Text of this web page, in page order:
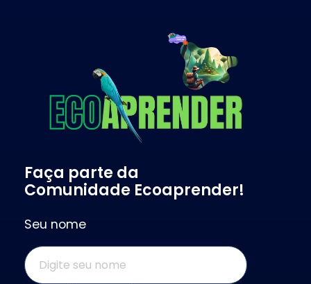
Faça parte da
Comunidade Ecoaprender!
Seu nome